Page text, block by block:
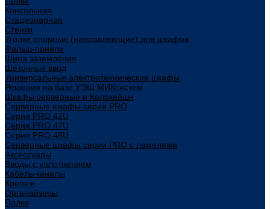
Консольная
Стационарная
Стенки
Уголки опорные (направляющие) для шкафов
Фальш-панели
Шина заземления
Щеточный ввод
Универсальные электротехнические шкафы
Решения на базе УЭШ МИКсистем
Шкафы серверные и Колокейшн
Серверные шкафы серия PRO
Серия PRO 42U
Серия PRO 47U
Серия PRO 48U
Серверные шкафы серии PRO с ламелями
Аксессуары
Вводы с уплотнением
Кабель-каналы
Крепеж
Органайзеры
Полки